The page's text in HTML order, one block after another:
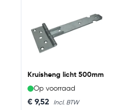
Kruisheng licht 500mm
Op voorraad
€ 9,52